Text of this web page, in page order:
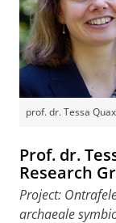
prof. dr. Tessa Quax
Prof. dr.
Research
Project:
archaeale